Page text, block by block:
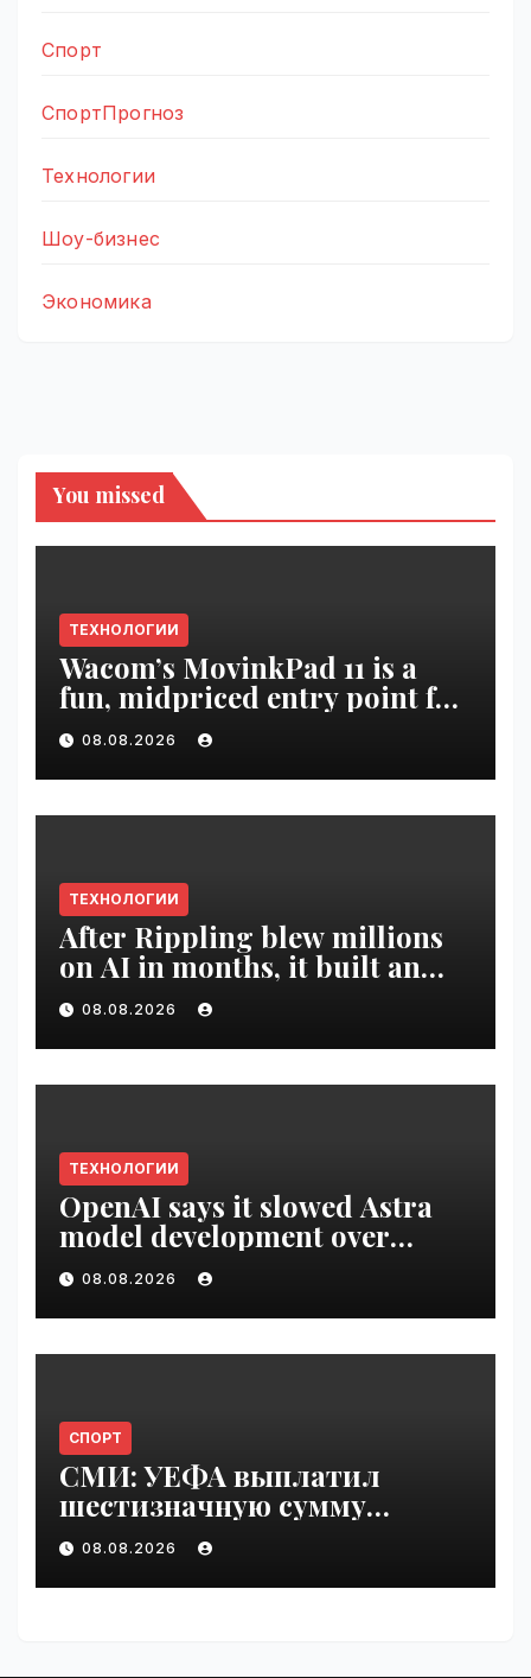
Спорт
СпортПрогноз
Технологии
Шоу-бизнес
Экономика
You missed
ТЕХНОЛОГИИ
Wacom’s MovinkPad 11 is a
fun, midpriced entry point for
digital artists | VseTime.ru
08.08.2026
ТЕХНОЛОГИИ
After Rippling blew millions
on AI in months, it built an
employee ROI tool |
VseTime.ru
08.08.2026
ТЕХНОЛОГИИ
OpenAI says it slowed Astra
model development over
security concerns | VseTime.ru
08.08.2026
СПОРТ
СМИ: УЕФА выплатил
шестизначную сумму
любовнице Инфантино |
VseTime.ru
08.08.2026